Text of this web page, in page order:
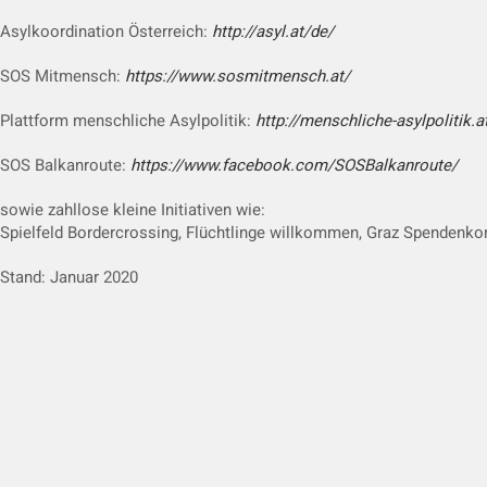
Asylkoordination Österreich: http://asyl.at/de/
SOS Mitmensch: https://www.sosmitmensch.at/
Plattform menschliche Asylpolitik: http://menschliche-
SOS Balkanroute: https://www.facebook.com/SOSBalkanroute/
sowie zahllose kleine Initiativen wie:
Spielfeld Bordercrossing, Flüchtlinge willkommen, Graz
Stand: Januar 2020